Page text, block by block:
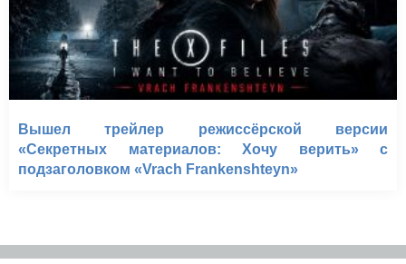
Вышел трейлер режиссёрской версии
«Секретных материалов: Хочу верить» с
подзаголовком «Vrach Frankenshteyn»